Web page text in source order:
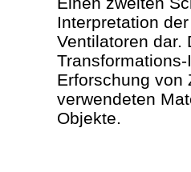
Interpretation
Ventilatoren dar.
Erforschung von
verwendeten
Objekte.